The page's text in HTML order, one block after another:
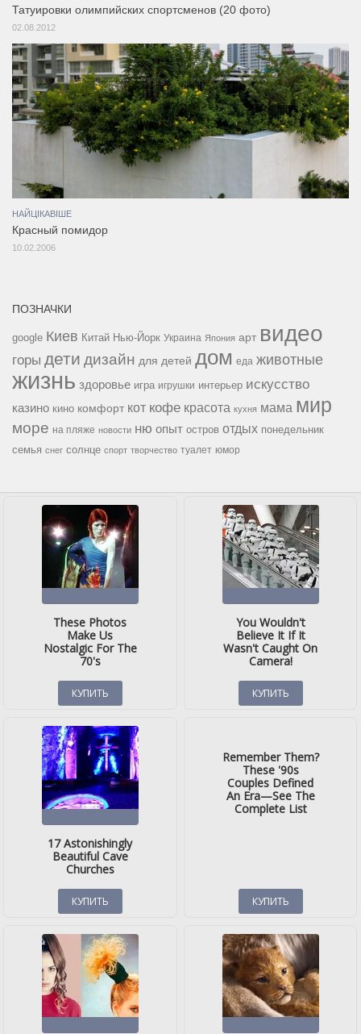
Татуировки олимпийских спортсменов (20 фото)
02.08.2012
НАЙЦІКАВІШЕ
Красный помидор
10.02.2006
ПОЗНАЧКИ
google Киев Китай Нью-Йорк Украина Япония арт видео
горы дети дизайн для детей дом еда животные
жизнь здоровье игра игрушки интерьер искусство
казино кино комфорт кот кофе красота кухня мама мир
море на пляже новости ню опыт остров отдых понедельник
семья снег солнце спорт творчество туалет юмор